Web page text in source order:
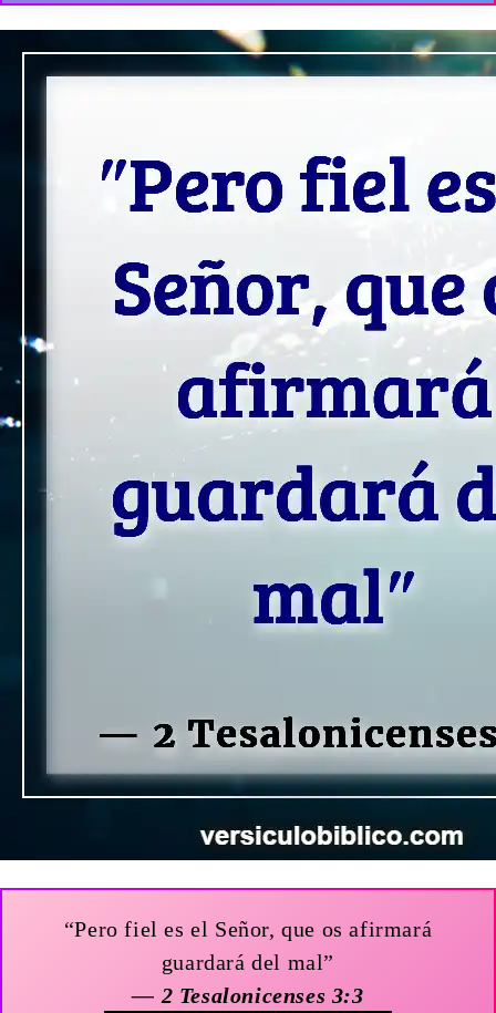
“Pero fiel es el Señor, que os afirmará
guardará del mal”
— 2 Tesalonicenses 3:3